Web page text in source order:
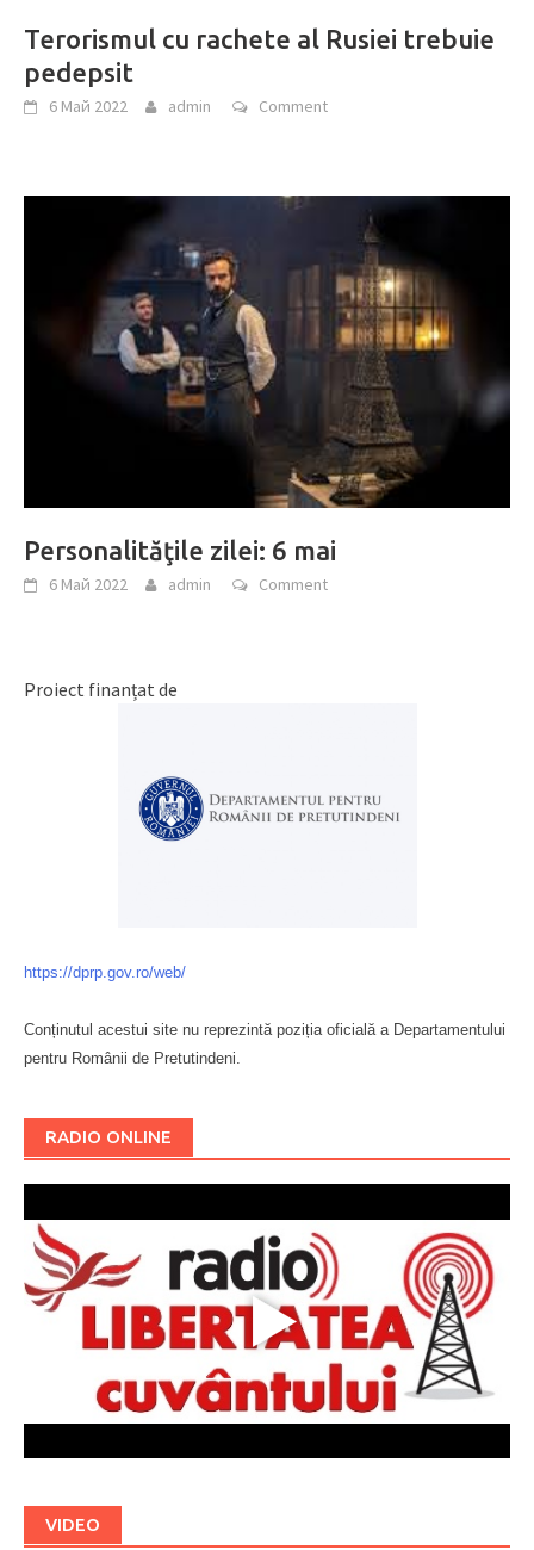
Terorismul cu rachete al Rusiei trebuie
pedepsit
6 Май 2022 admin Comment
Personalităţile zilei: 6 mai
6 Май 2022 admin Comment
Proiect finanțat de
https://dprp.gov.ro/web/
Conținutul acestui site nu reprezintă poziția oficială a Departamentului
pentru Românii de Pretutindeni.
RADIO ONLINE
VIDEO